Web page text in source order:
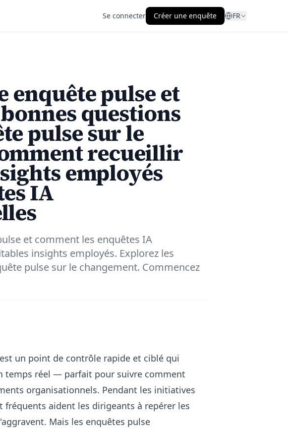
Se connecter Créer une enquête FR
enquête pulse et
questions
pulse sur le
recueillir
employés
IA
et comment les enquêtes IA
insights employés. Explorez les
pulse sur le changement. Commencez
un point de contrôle rapide et ciblé qui
temps réel — parfait pour suivre comment
organisationnels. Pendant les initiatives
aident les dirigeants à repérer les
Mais les enquêtes pulse